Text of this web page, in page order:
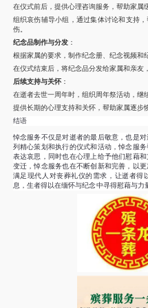
在仪式前后，提供心理咨询服务，帮助家属
组织哀伤辅导小组，通过集体讨论和支持
伤。
纪念品制作与分发：
根据家属的要求，制作纪念册、纪念视频和
在仪式结束后，将纪念品分发给家属和亲友
后续支持与关怀：
在逝者去世一周年时，组织周年祭活动，继
提供长期的心理支持和关怀，帮助家属逐步
结语
悼念服务不仅是对逝者的最后敬意，也是
列精心策划和执行的仪式和活动，悼念服务
表达哀思，同时也在心理上给予他们慰藉
变迁，悼念服务也在不断创新和完善，以更
满足现代人对丧葬礼仪的需求，让逝者得
息，生者得以在缅怀与纪念中寻得慰藉与力